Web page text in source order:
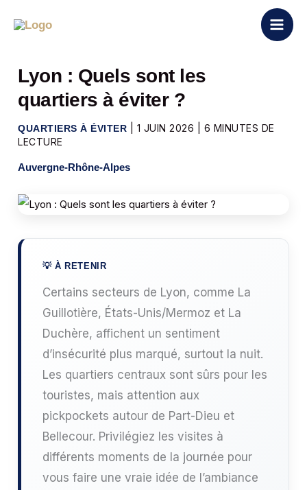
Lyon : Quels sont les
quartiers à éviter ?
QUARTIERS À ÉVITER 1 JUIN 2026
6 MINUTES DE
LECTURE
Auvergne-Rhône-Alpes
Certains secteurs de Lyon, comme La
Guillotière, États-Unis/Mermoz et La
Duchère, affichent un sentiment
d’insécurité plus marqué, surtout la nuit.
Les quartiers centraux sont sûrs pour les
touristes, mais attention aux
pickpockets autour de Part-Dieu et
Bellecour. Privilégiez les visites à
différents moments de la journée pour
vous faire une vraie idée de l’ambiance